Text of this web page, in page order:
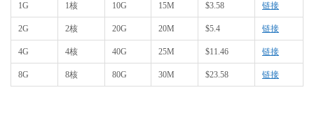
1G 1核 10G 15M $3.58 链接
2G 2核 20G 20M $5.4 链接
4G 4核 40G 25M $11.46 链接
8G 8核 80G 30M $23.58 链接